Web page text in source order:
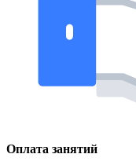
Оплата занятий